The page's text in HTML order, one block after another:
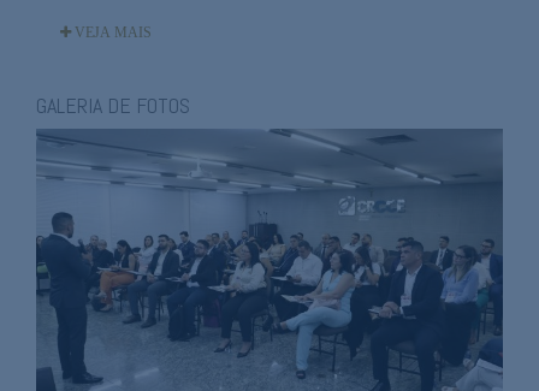
VEJA MAIS
GALERIA DE FOTOS